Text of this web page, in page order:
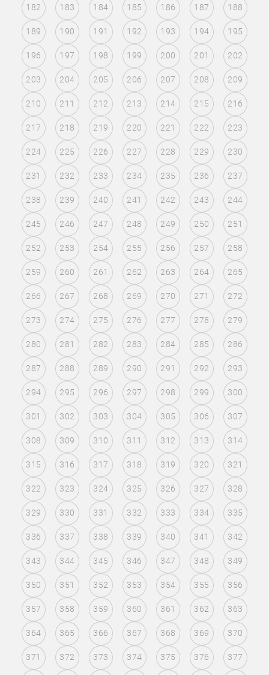
182 183 184 185 186 187 188
189 190 191 192 193 194 195
196 197 198 199 200 201 202
203 204 205 206 207 208 209
210 211 212 213 214 215 216
217 218 219 220 221 222 223
224 225 226 227 228 229 230
231 232 233 234 235 236 237
238 239 240 241 242 243 244
245 246 247 248 249 250 251
252 253 254 255 256 257 258
259 260 261 262 263 264 265
266 267 268 269 270 271 272
273 274 275 276 277 278 279
280 281 282 283 284 285 286
287 288 289 290 291 292 293
294 295 296 297 298 299 300
301 302 303 304 305 306 307
308 309 310 311 312 313 314
315 316 317 318 319 320 321
322 323 324 325 326 327 328
329 330 331 332 333 334 335
336 337 338 339 340 341 342
343 344 345 346 347 348 349
350 351 352 353 354 355 356
357 358 359 360 361 362 363
364 365 366 367 368 369 370
371 372 373 374 375 376 377